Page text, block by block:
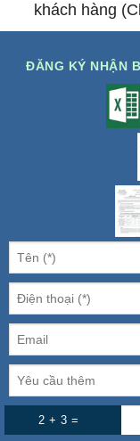
khách hàng
ĐĂNG KÝ NHẬN
2 + 3 =